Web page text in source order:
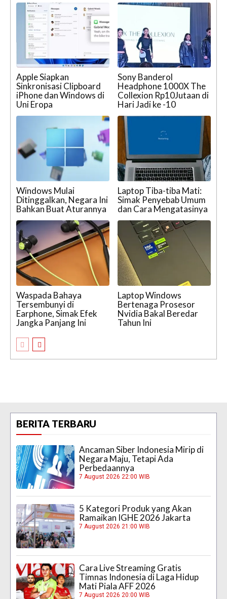
Apple Siapkan
Sinkronisasi Clipboard
iPhone dan Windows di
Uni Eropa
Sony Banderol
Headphone 1000X The
Collexion Rp10Jutaan di
Hari Jadi ke -10
Windows Mulai
Ditinggalkan, Negara Ini
Bahkan Buat Aturannya
Laptop Tiba-tiba Mati:
Simak Penyebab Umum
dan Cara Mengatasinya
Waspada Bahaya
Tersembunyi di
Earphone, Simak Efek
Jangka Panjang Ini
Laptop Windows
Bertenaga Prosesor
Nvidia Bakal Beredar
Tahun Ini
BERITA TERBARU
Ancaman Siber Indonesia Mirip di
Negara Maju, Tetapi Ada
Perbedaannya
7 August 2026 22:00 WIB
5 Kategori Produk yang Akan
Ramaikan IGHE 2026 Jakarta
7 August 2026 21:00 WIB
Cara Live Streaming Gratis
Timnas Indonesia di Laga Hidup
Mati Piala AFF 2026
7 August 2026 20:00 WIB